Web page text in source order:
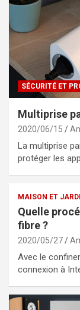
SÉCURITÉ ET
Multiprise
2020/06/15
La multiprise
protéger les
MAISON ET
Quelle
fibre ?
2020/05/27
Avec le
connexion à